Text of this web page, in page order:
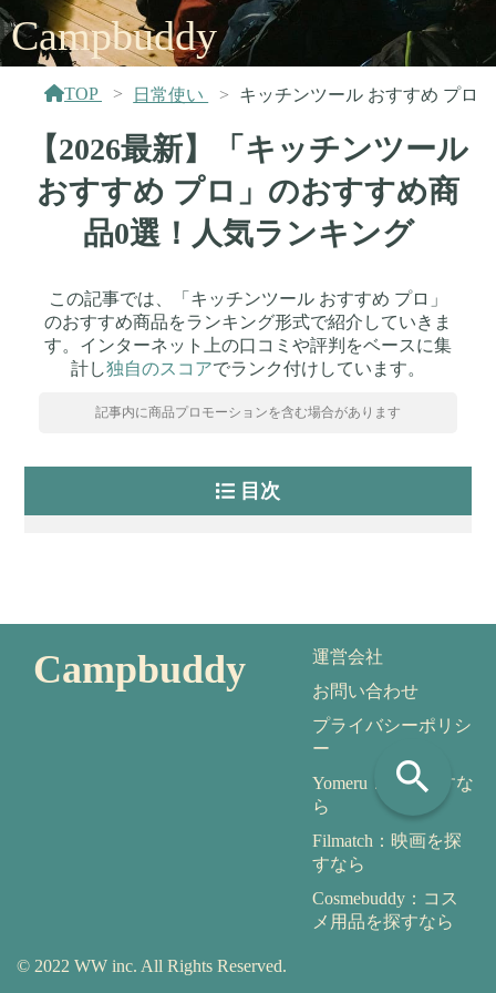
Campbuddy
TOP 日常使い キッチンツール おすすめ プロ
【2026最新】「キッチンツール
おすすめ プロ」のおすすめ商
品0選！人気ランキング
この記事では、「キッチンツール おすすめ プロ」
のおすすめ商品をランキング形式で紹介していきま
す。インターネット上の口コミや評判をベースに集
計し独自のスコアでランク付けしています。
記事内に商品プロモーションを含む場合があります
目次
search
Campbuddy
運営会社
お問い合わせ
プライバシーポリシ
ー
Yomeru：本を探すな
ら
Filmatch：映画を探
すなら
Cosmebuddy：コス
メ用品を探すなら
© 2022 WW inc. All Rights Reserved.